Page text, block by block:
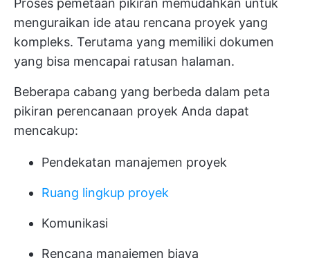
menguraikan ide atau rencana proyek yang
kompleks. Terutama yang memiliki dokumen
yang bisa mencapai ratusan halaman.
Beberapa cabang yang berbeda dalam peta
pikiran perencanaan proyek Anda dapat
mencakup:
Pendekatan manajemen proyek
Ruang lingkup proyek
Komunikasi
Rencana manajemen biaya